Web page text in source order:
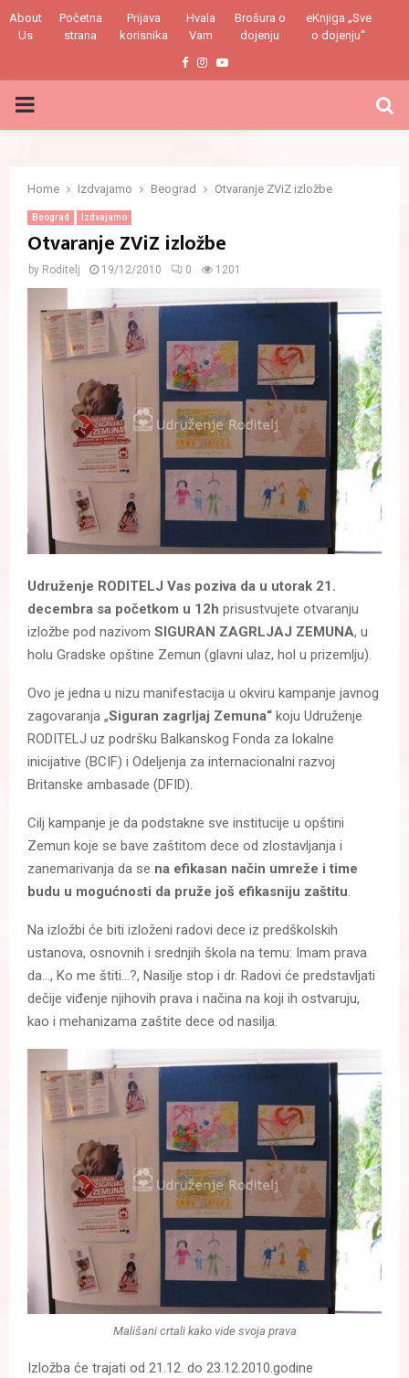
About
Us
Početna
strana
Prijava
korisnika
Hvala
Vam
Brošura o
dojenju
eKnjiga „Sve
o dojenju“
Facebook
Instagram
Youtube
PRIMARY
Home Izdvajamo Beograd Otvaranje ZViZ izložbe
Beograd Izdvajamo
Otvaranje ZViZ izložbe
by Roditelj 19/12/2010 0 1201
Udruženje RODITELJ Vas poziva da u utorak 21.
decembra sa početkom u 12h prisustvujete otvaranju
izložbe pod nazivom SIGURAN ZAGRLJAJ ZEMUNA, u
holu Gradske opštine Zemun (glavni ulaz, hol u prizemlju).
Ovo je jedna u nizu manifestacija u okviru kampanje javnog
zagovaranja „Siguran zagrljaj Zemuna“ koju Udruženje
RODITELJ uz podršku Balkanskog Fonda za lokalne
inicijative (BCIF) i Odeljenja za internacionalni razvoj
Britanske ambasade (DFID).
Cilj kampanje je da podstakne sve institucije u opštini
Zemun koje se bave zaštitom dece od zlostavljanja i
zanemarivanja da se na efikasan način umreže i time
budu u mogućnosti da pruže još efikasniju zaštitu
Na izložbi će biti izloženi radovi dece iz predškolskih
ustanova, osnovnih i srednjih škola na temu: Imam prava
da…, Ko me štiti…?, Nasilje stop i dr. Radovi će predstavljati
dečije viđenje njihovih prava i načina na koji ih ostvaruju,
kao i mehanizama zaštite dece od nasilja.
Mališani crtali kako vide svoja prava
Izložba će trajati od 21.12. do 23.12.2010.godine